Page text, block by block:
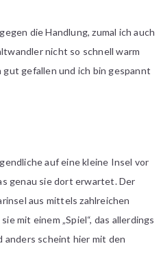
die Handlung, zumal ich auch
nicht so schnell warm
gut gefallen und ich bin gespannt
auf eine kleine Insel vor
genau sie dort erwartet. Der
aus mittels zahlreichen
mit einem „Spiel“, das allerdings
anders scheint hier mit den